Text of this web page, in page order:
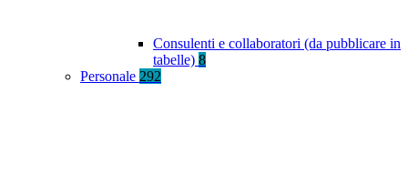
Consulenti e collaboratori (da pubblicare in
tabelle) 8
Personale 292